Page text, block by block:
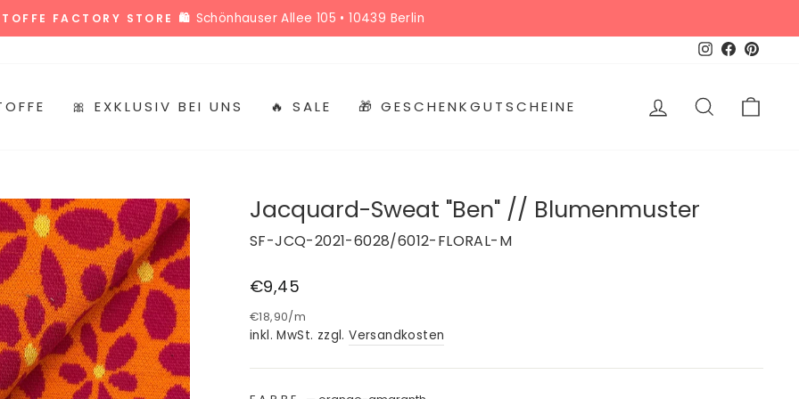
Pause
HOLLAND TERMINKALENDER 🎉 Alle Termine hier
Instagram
Facebook
🎀 EXKLUSIV BEI UNS 🔥 SALE 🎁 GESCHENKGUTSCHEINE EINLOGGEN
SUCHE
Jacquard-Sweat "Ben" // Blumenmuster
SF-JCQ-2021-6028/6012-FLORAL-M
Normaler
€9,45
€18,90/m
inkl. MwSt. zzgl.Versandkosten